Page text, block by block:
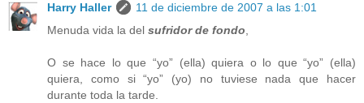
Harry Haller
11 de diciembre de 2007 a las 1:01
Menuda vida la del sufridor de fondo,
O se hace lo que “yo” (ella) quiera o lo que “yo” (ella)
quiera, como si “yo” (yo) no tuviese nada que hacer
durante toda la tarde.